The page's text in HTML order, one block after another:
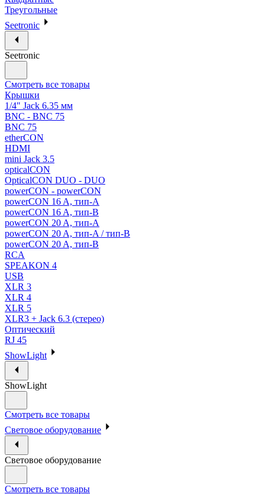
Треугольные
Seetronic
Seetronic
Смотреть все товары
Крышки
1/4" Jack 6.35 мм
BNC - BNC 75
BNC 75
etherCON
HDMI
mini Jack 3.5
opticalCON
OpticalCON DUO - DUO
powerCON - powerCON
powerCON 16 A, тип-A
powerCON 16 A, тип-B
powerCON 20 A, тип-A
powerCON 20 A, тип-A / тип-В
powerCON 20 A, тип-B
RCA
SPEAKON 4
USB
XLR 3
XLR 4
XLR 5
XLR3 + Jack 6.3 (стерео)
Оптический
RJ 45
ShowLight
ShowLight
Смотреть все товары
Световое оборудование
Световое оборудование
Смотреть все товары